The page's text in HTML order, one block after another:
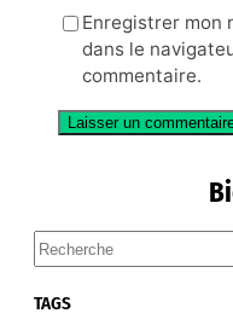
Enregistrer mon
dans le
commentaire.
S
e
a
TAGS